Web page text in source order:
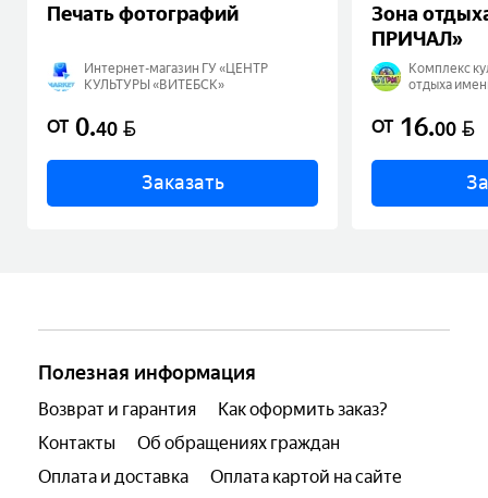
Печать фотографий
Интернет-магазин ГУ «ЦЕНТР
КУЛЬТУРЫ «ВИТЕБСК»
ОТ 0.40 BYN
Заказать
Зона
ПРИЧАЛ»
Комплекс
отдыха
ОТ 16.00 BYN
Полезная информация
Возврат и гарантия
Как оформить заказ?
Контакты
Об обращениях граждан
Оплата и доставка
Оплата картой на сайте